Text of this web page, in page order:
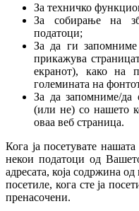
За техничко
За собирање на
податоци;
За да ги
прикажува
екранот), како на
големината на
За да запомниме/да
(или не) со нашето
оваа веб страница.
Кога ја посетувате
некои податоци од
адресата, која содржина
посетиле, кога сте ја
пренасочени.